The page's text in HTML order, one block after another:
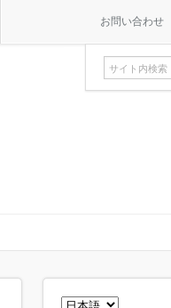
お問い合わせ
言